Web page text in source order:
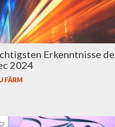
Erkenntnisse
2024
FÄRM